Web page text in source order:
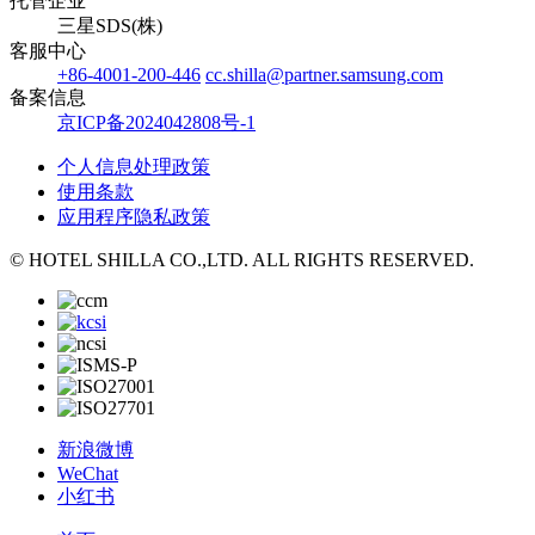
三星SDS(株)
客服中心
+86-4001-200-446 cc.shilla@partner.samsung.com
备案信息
京ICP备2024042808号-1
个人信息处理政策
使用条款
应用程序隐私政策
© HOTEL SHILLA CO.,LTD. ALL RIGHTS RESERVED.
新浪微博
WeChat
小红书